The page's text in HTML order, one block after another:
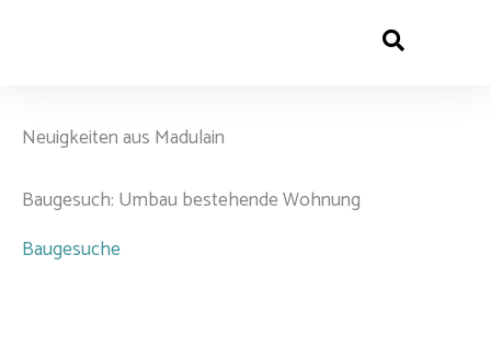
Neuigkeiten aus Madulain
Baugesuch: Umbau bestehende Wohnung
Baugesuche